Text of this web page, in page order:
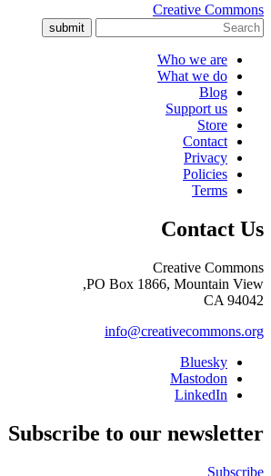
Creative Commons
submit
Who we are
What we do
Blog
Support us
Store
Contact
Privacy
Policies
Terms
Contact Us
Creative Commons
PO Box 1866, Mountain View,
CA 94042
info@creativecommons.org
Bluesky
Mastodon
LinkedIn
Subscribe to our newsletter
Subscribe